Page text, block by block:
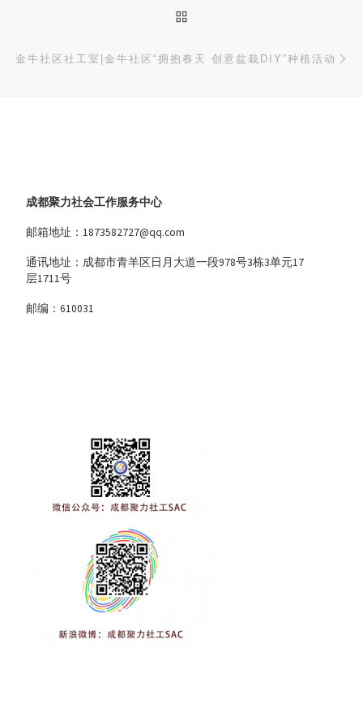
金牛社区社工室|金牛社区“拥抱春天 创意盆栽DIY”种植活动
成都聚力社会工作服务中心
邮箱地址：1873582727@qq.com
通讯地址：成都市青羊区日月大道一段978号3栋3单元17
层1711号
邮编：610031